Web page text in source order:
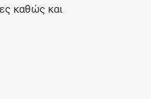
καθώς και